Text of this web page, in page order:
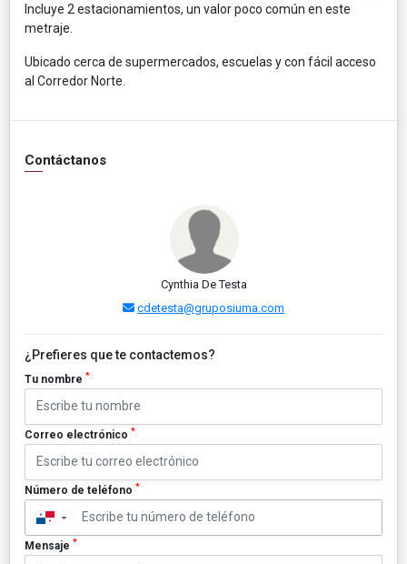
Incluye 2 estacionamientos, un valor poco común en este
metraje.
Ubicado cerca de supermercados, escuelas y con fácil acceso
al Corredor Norte.
Contáctanos
Cynthia De Testa
cdetesta@gruposiuma.com
¿Prefieres que te contactemos?
Tu nombre *
Correo electrónico *
Número de teléfono *
▼
Mensaje *